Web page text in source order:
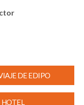
DE EDIPO
HOTEL